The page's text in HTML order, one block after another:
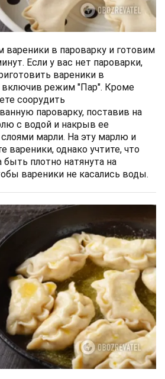
в пароварку и готовим
Если у вас нет пароварки,
вареники в
включив режим "Пар". Кроме
соорудить
пароварку, поставив на
с водой и накрыв ее
марли. На эту марлю и
вареники, однако учтите, что
плотно натянута на
вареники не касались воды.